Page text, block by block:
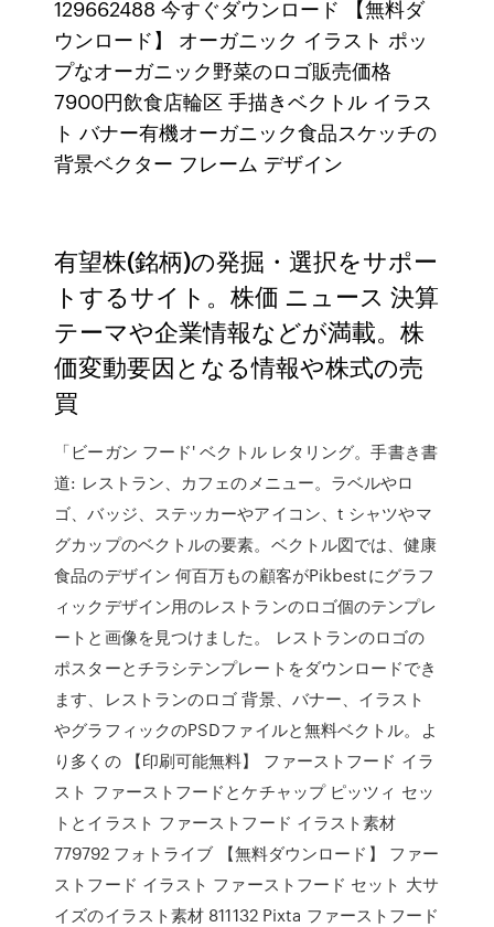
129662488 今すぐダウンロード 【無料ダ
ウンロード】 オーガニック イラスト ポッ
プなオーガニック野菜のロゴ販売価格
7900円飲食店輪区 手描きベクトル イラス
ト バナー有機オーガニック食品スケッチの
背景ベクター フレーム デザイン
有望株(銘柄)の発掘・選択をサポー
トするサイト。株価 ニュース 決算
テーマや企業情報などが満載。株
価変動要因となる情報や株式の売
買
「ビーガン フード' ベクトル レタリング。手書き書
道: レストラン、カフェのメニュー。ラベルやロ
ゴ、バッジ、ステッカーやアイコン、t シャツやマ
グカップのベクトルの要素。ベクトル図では、健康
食品のデザイン 何百万もの顧客がPikbestにグラフ
ィックデザイン用のレストランのロゴ個のテンプレ
ートと画像を見つけました。 レストランのロゴの
ポスターとチラシテンプレートをダウンロードでき
ます、レストランのロゴ 背景、バナー、イラスト
やグラフィックのPSDファイルと無料ベクトル。よ
り多くの 【印刷可能無料】 ファーストフード イラ
スト ファーストフードとケチャップ ピッツィ セッ
トとイラスト ファーストフード イラスト素材
779792 フォトライブ 【無料ダウンロード】 ファー
ストフード イラスト ファーストフード セット 大サ
イズのイラスト素材 811132 Pixta ファーストフード